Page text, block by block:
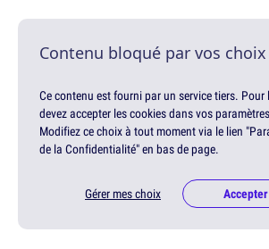
Contenu bloqué par vos
Ce contenu est fourni par un service tiers. Pour
devez accepter les cookies dans vos
Modifiez ce choix à tout moment via le lien
de la Confidentialité" en bas de page.
Gérer mes choix